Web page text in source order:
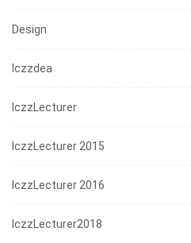
Design
Iczzdea
IczzLecturer
IczzLecturer 2015
IczzLecturer 2016
IczzLecturer2018